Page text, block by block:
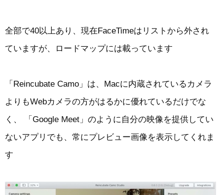
全部で40以上あり、現在FaceTimeはリストから外され
ていますが、ロードマップには載っています
「Reincubate Camo」は、Macに内蔵されているカメラ
よりもWebカメラの方がはるかに優れているだけでな
く、 「Google Meet」のように自分の映像を提供してい
ないアプリでも、常にプレビュー画像を表示してくれま
す